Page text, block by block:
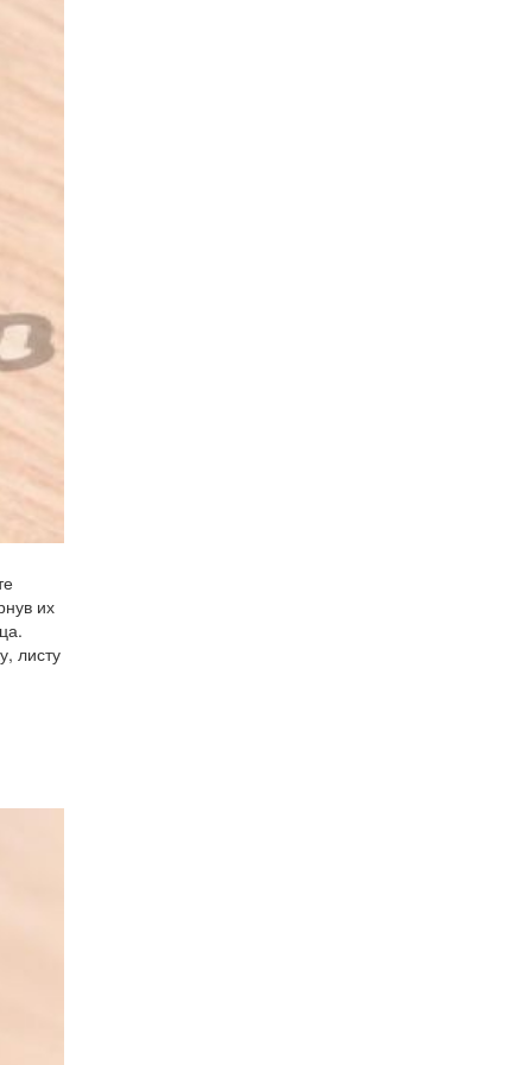
их
листу